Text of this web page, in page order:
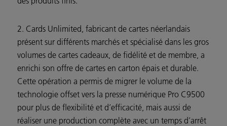
2. Cards Unlimited, fabricant de cartes néerlandais
présent sur différents marchés et spécialisé dans les gros
volumes de cartes cadeaux, de fidélité et de membre, a
enrichi son offre de cartes en carton épais et durable.
Cette opération a permis de migrer le volume de la
technologie offset vers la presse numérique Pro C9500
pour plus de flexibilité et d’efficacité, mais aussi de
réaliser une production complète avec un temps d’arrêt